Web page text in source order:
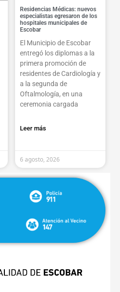
Residencias Médicas: nuevos
especialistas egresaron de los
hospitales municipales de
Escobar
El Municipio de Escobar
entregó los diplomas a la
primera promoción de
residentes de Cardiología y
a la segunda de
Oftalmología, en una
ceremonia cargada
Leer más
6 agosto, 2026